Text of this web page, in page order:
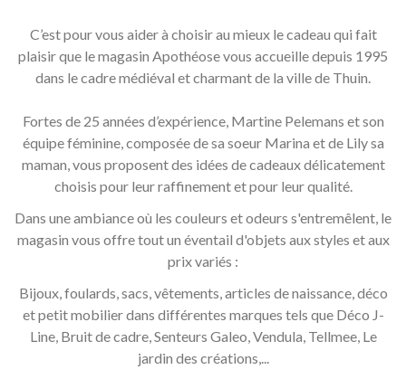
C’est pour vous aider à choisir au mieux le cadeau qui fait
plaisir que le magasin Apothéose vous accueille depuis 1995
dans le cadre médiéval et charmant de la ville de Thuin.
Fortes de 25 années d’expérience, Martine Pelemans et son
équipe féminine, composée de sa soeur Marina et de Lily sa
maman, vous proposent des idées de cadeaux délicatement
choisis pour leur raffinement et pour leur qualité.
Dans une ambiance où les couleurs et odeurs s'entremêlent, le
magasin vous offre tout un éventail d'objets aux styles et aux
prix variés :
Bijoux, foulards, sacs, vêtements, articles de naissance, déco
et petit mobilier dans différentes marques tels que Déco J-
Line, Bruit de cadre, Senteurs Galeo, Vendula, Tellmee, Le
jardin des créations,...